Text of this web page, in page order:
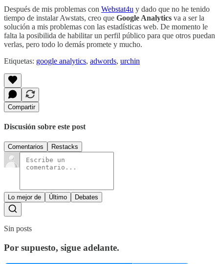
Después de mis problemas con Webstat4u y dado que no he tenido
tiempo de instalar Awstats, creo que Google Analytics va a ser la
solución a mis problemas con las estadísticas web. De momento le
falta la posibilida de habilitar un perfil público para que otros puedan
verlas, pero todo lo demás promete y mucho.
Etiquetas: google analytics, adwords, urchin
Compartir
Discusión sobre este post
Comentarios Restacks
Lo mejor de Último Debates
Sin posts
Por supuesto, sigue adelante.